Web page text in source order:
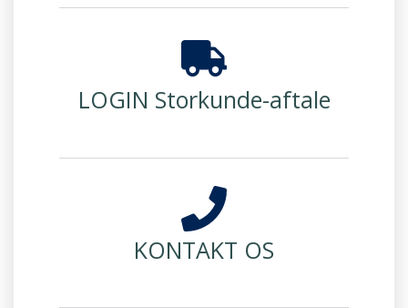
LOGIN Storkunde-aftale
KONTAKT OS